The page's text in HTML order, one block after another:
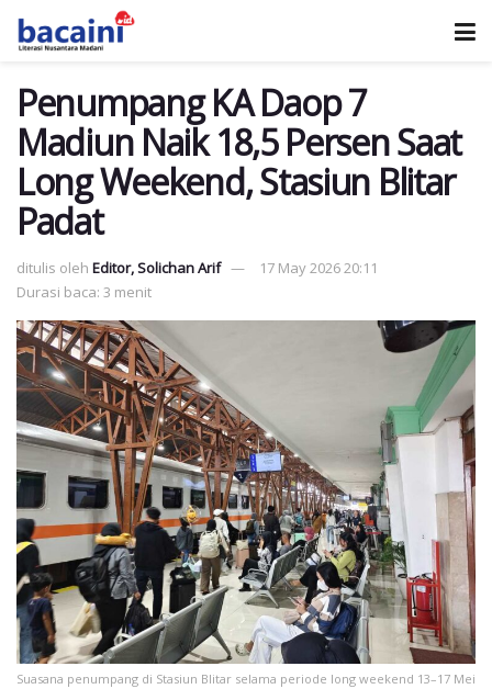
Penumpang KA Daop 7
Madiun Naik 18,5 Persen Saat
Long Weekend, Stasiun Blitar
Padat
ditulis oleh Editor, Solichan Arif
17 May 2026 20:11
Durasi baca: 3 menit
Suasana penumpang di Stasiun Blitar selama periode long weekend 13–17 Mei